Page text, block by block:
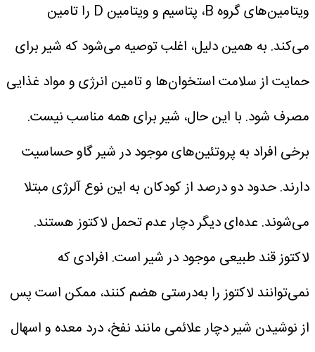
ویتامین‌های گروه B، پتاسیم و ویتامین D را تامین
می‌کند. به همین دلیل، اغلب توصیه می‌شود که شیر برای
حمایت از سلامت استخوان‌ها و تامین انرژی و مواد غذایی
مصرف شود. با این حال، شیر برای همه مناسب نیست.
برخی افراد به پروتئین‌های موجود در شیر گاو حساسیت
دارند. حدود دو درصد از کودکان به این نوع آلرژی مبتلا
می‌شوند. عده‌ای دیگر دچار عدم تحمل لاکتوز هستند.
لاکتوز قند طبیعی موجود در شیر است. افرادی که
نمی‌توانند لاکتوز را به‌درستی هضم کنند، ممکن است پس
از نوشیدن شیر دچار علائمی مانند نفخ، درد معده و اسهال